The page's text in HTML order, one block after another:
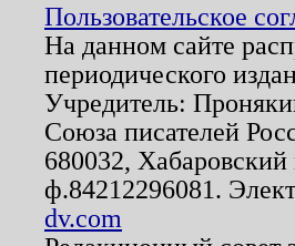
Пользовательское
На данном сайте
периодического
Учредитель:
Союза писателей
680032,
ф.84212296081.
dv.com